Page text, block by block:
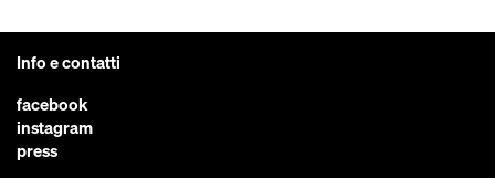
Info e contatti
facebook
instagram
press